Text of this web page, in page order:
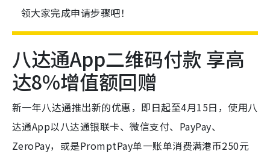
领大家完成申请步骤吧！
八达通App二维码付款 享高
达8%增值额回赠
新一年八达通推出新的优惠，即日起至4月15日，使用八
达通App以八达通银联卡、微信支付、PayPay、
ZeroPay，或是PromptPay单一账单消费满港币250元